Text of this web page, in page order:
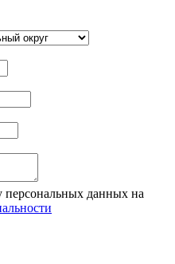
персональных данных на